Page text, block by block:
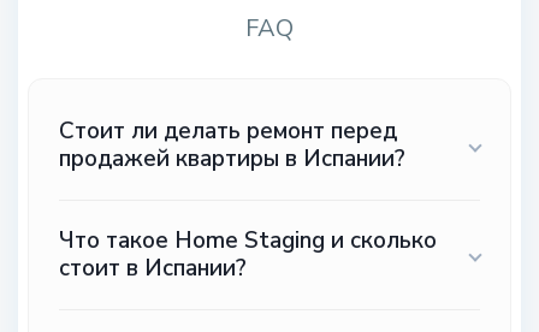
FAQ
Стоит ли делать ремонт перед
продажей квартиры в Испании?
Что такое Home Staging и сколько
стоит в Испании?